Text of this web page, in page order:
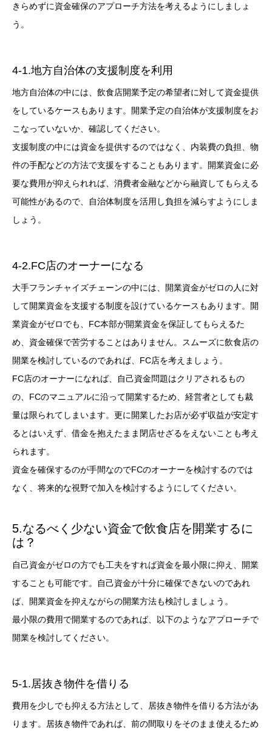
きらめずに資金確保のアプローチ方法を考えるようにしましょ
う。
4-1.地方自治体の支援制度を利用
地方自治体の中には、飲食店開業予定の希望者に対して資金提供
をしているケースもあります。開業予定の自治体が支援制度をお
こなっていないか、確認してください。
支援制度の中には資金を提供するのではなく、内装費の負担、物
件の手配などの方法で支援をすることもあります。開業資金に必
要な費用が抑えられれば、消費者金融などから融資してもらえる
可能性があるので、自治体制度を活用し負担を減らすようにしま
しょう。
4-2.FC店のオーナーになる
大手フランチャイズチェーンの中には、開業資金がゼロの人に対
して開業資金を支援する制度を設けているケースもあります。開
業資金がゼロでも、FC本部が開業資金を保証してもらえるた
め、資金確保で苦労することはありません。スムーズに飲食店の
開業を検討しているのであれば、FC店を考えましょう。
FC店のオーナーになれば、自己資金問題はクリアされるもの
の、FCのマニュアルに沿って開業するため、経営者としても裁
量は限られてしまいます。更に開業したお店が必ず収益が安定す
るとはいえず、借金を抱えたまま閉店せざるをえないことも考え
られます。
資金を確保するのが手間なのでFCのオーナーを検討するのでは
なく、将来的な視野で加入を検討するようにしてください。
5.なるべく少ない資金で飲食店を開業するに
は？
自己資金がゼロの方でも工夫をすれば資金を最小限に抑え、開業
することも可能です。自己資金が十分に確保できないのであれ
ば、開業資金を抑えながらの開業方法も検討しましょう。
最小限の費用で開業するのであれば、以下のようなアプローチで
開業を検討してください。
5-1.居抜き物件を借りる
費用を少しでも抑える方法として、居抜き物件を借りる方法があ
ります。居抜き物件であれば、前の間取りをそのまま使えるため